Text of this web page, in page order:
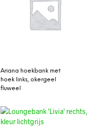
Ariana hoekbank met
hoek links, okergeel
fluweel